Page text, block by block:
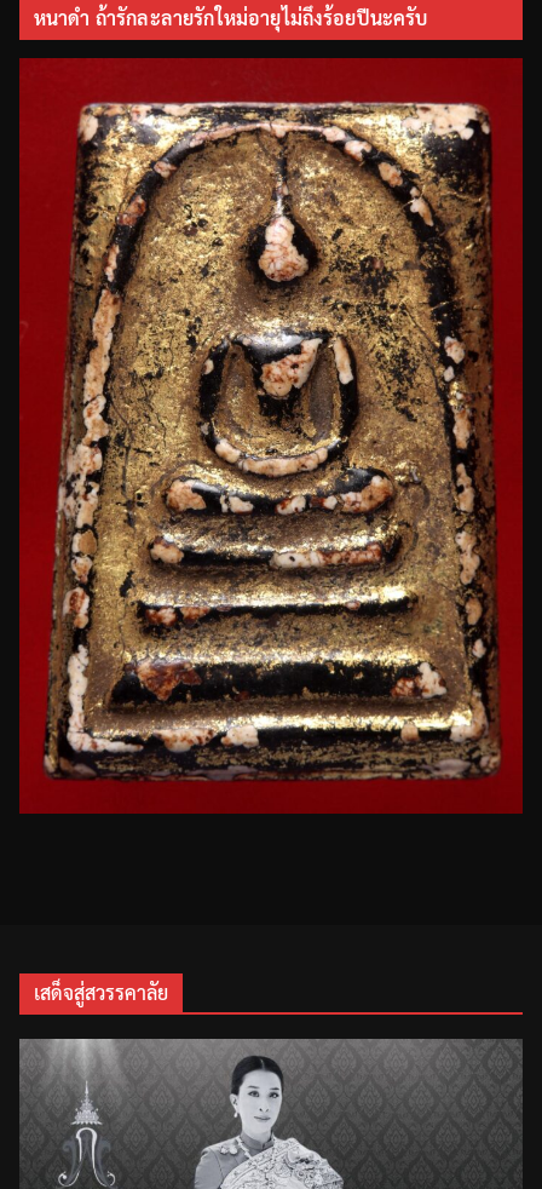
หนาดำ ถ้ารักละลายรักใหม่อายุไม่ถึงร้อยปีนะครับ
เสด็จสู่สวรรคาลัย